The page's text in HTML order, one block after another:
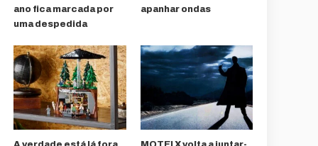
ano fica marcada por
uma despedida
apanhar ondas